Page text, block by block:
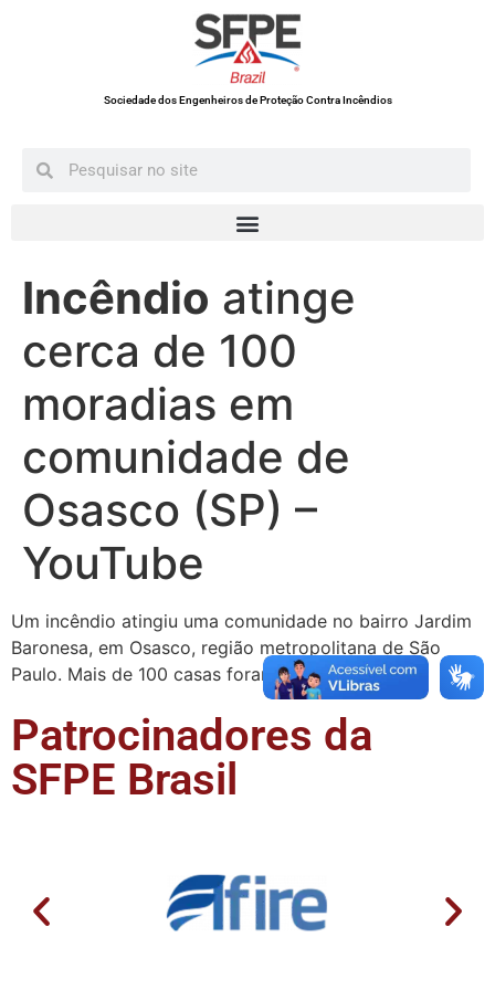
Sociedade dos Engenheiros de Proteção Contra Incêndios
Incêndio atinge
cerca de 100
moradias em
comunidade de
Osasco (SP) –
YouTube
Um incêndio atingiu uma comunidade no bairro Jardim
Baronesa, em Osasco, região metropolitana de São
Paulo. Mais de 100 casas foram atingidas e a …
Patrocinadores da
SFPE Brasil